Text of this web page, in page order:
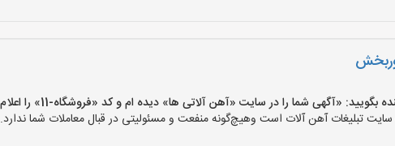
«آگهی شما را در سایت «آهن آلاتی ها» دیده ام و کد «فروشگاه-11» را اعلام کنید»
تبلیغات آهن آلات است وهیچ‌گونه منفعت و مسئولیتی در قبال معاملات شما ندارد.